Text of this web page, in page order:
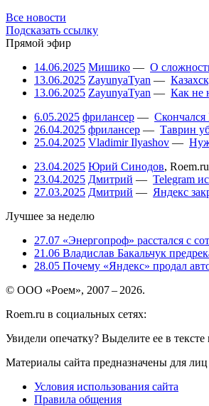
Все новости
Подсказать ссылку
Прямой эфир
14.06.2025 Мишико — О
13.06.2025 ZayunyaTyan —
13.06.2025 ZayunyaTyan — Как не
6.05.2025 фрилансер — Скончался
26.04.2025 фрилансер — Таврин
25.04.2025 Vladimir Ilyashov —
23.04.2025 Юрий Синодов, Roem.ru
23.04.2025 Дмитрий — Telegram
27.03.2025 Дмитрий — Яндекс
Лучшее за неделю
27.07 «Энергопроф» расстался с
21.06 Владислав Бакальчук
28.05 Почему «Яндекс» продал
© ООО «Роем», 2007 – 2026.
Roem.ru в социальных сетях:
Увидели опечатку? Выделите ее в
Материалы сайта предназначены для лиц
Условия использования сайта
Правила общения